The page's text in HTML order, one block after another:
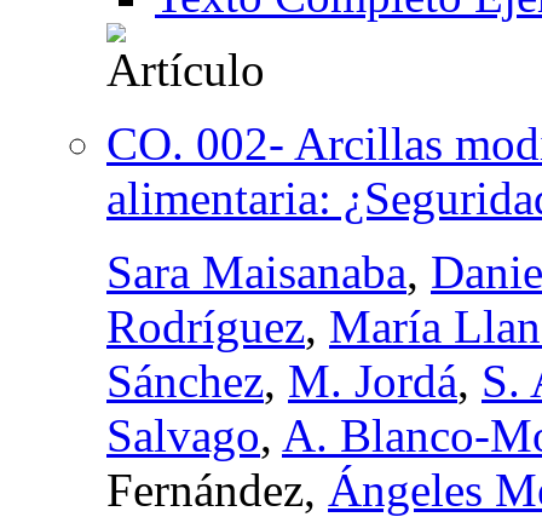
CO. 002- Arcillas
alimentaria:
Sara Maisanaba,
Rodríguez, María
Sánchez, M. Jordá, S.
Salvago, A. Blanco-
Fernández, Ángeles